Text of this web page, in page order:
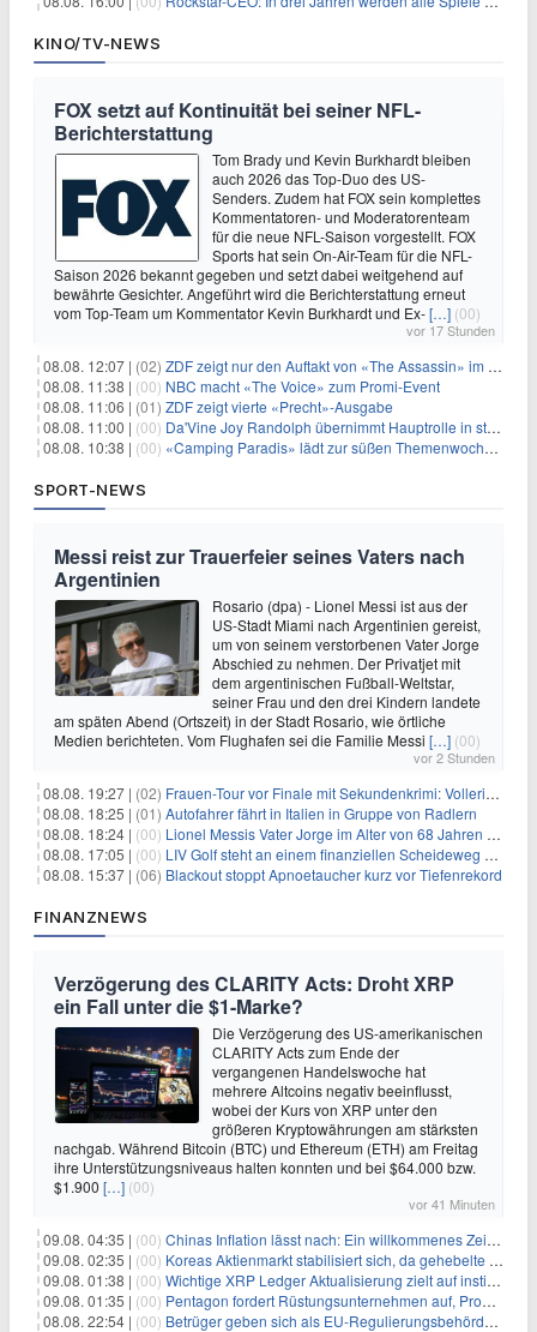
KINO/TV-NEWS
FOX setzt auf Kontinuität bei seiner NFL-
Berichterstattung
Tom Brady und Kevin Burkhardt bleiben
auch 2026 das Top-Duo des US-
Senders. Zudem hat FOX sein komplettes
Kommentatoren- und Moderatorenteam
für die neue NFL-Saison vorgestellt. FOX
Sports hat sein On-Air-Team für die NFL-
Saison 2026 bekannt gegeben und setzt dabei weitgehend auf
bewährte Gesichter. Angeführt wird die Berichterstattung erneut
vom Top-Team um Kommentator Kevin Burkhardt und Ex-[…] (00)
vor 17 Stunden
08.08. 12:07 | (02) ZDF zeigt nur den Auftakt von «The Assassin» im Fernsehen
08.08. 11:38 | (00) NBC macht «The Voice» zum Promi-Event
08.08. 11:06 | (01) ZDF zeigt vierte «Precht»-Ausgabe
08.08. 11:00 | (00) Da'Vine Joy Randolph übernimmt Hauptrolle in starbesetzter schwarzer Komödie
08.08. 10:38 | (00) «Camping Paradis» lädt zur süßen Themenwoche ein
SPORT-NEWS
Messi reist zur Trauerfeier seines Vaters nach
Argentinien
Rosario (dpa) - Lionel Messi ist aus der
US-Stadt Miami nach Argentinien gereist,
um von seinem verstorbenen Vater Jorge
Abschied zu nehmen. Der Privatjet mit
dem argentinischen Fußball-Weltstar,
seiner Frau und den drei Kindern landete
am späten Abend (Ortszeit) in der Stadt Rosario, wie örtliche
Medien berichteten. Vom Flughafen sei die Familie Messi […] (00)
vor 2 Stunden
08.08. 19:27 | (02) Frauen-Tour vor Finale mit Sekundenkrimi: Vollering in Gelb
08.08. 18:25 | (01) Autofahrer fährt in Italien in Gruppe von Radlern
08.08. 18:24 | (00) Lionel Messis Vater Jorge im Alter von 68 Jahren gestorben
08.08. 17:05 | (00) LIV Golf steht an einem finanziellen Scheideweg auf der Suche nach neuen Investitionen
08.08. 15:37 | (06) Blackout stoppt Apnoetaucher kurz vor Tiefenrekord
FINANZNEWS
Verzögerung des CLARITY Acts: Droht XRP
ein Fall unter die $1-Marke?
Die Verzögerung des US-amerikanischen
CLARITY Acts zum Ende der
vergangenen Handelswoche hat
mehrere Altcoins negativ beeinflusst,
wobei der Kurs von XRP unter den
größeren Kryptowährungen am stärksten
nachgab. Während Bitcoin (BTC) und Ethereum (ETH) am Freitag
ihre Unterstützungsniveaus halten konnten und bei $64.000 bzw.
$1.900 […] (00)
vor 41 Minuten
09.08. 04:35 | (00) Chinas Inflation lässt nach: Ein willkommenes Zeichen für Investoren angesichts der Folgen des Öl-Schocks
09.08. 02:35 | (00) Koreas Aktienmarkt stabilisiert sich, da gehebelte Positionen abgebaut werden
09.08. 01:38 | (00) Wichtige XRP Ledger Aktualisierung zielt auf institutionelle Akzeptanz ab
09.08. 01:35 | (00) Pentagon fordert Rüstungsunternehmen auf, Produktion angesichts eskalierender globaler Spannungen zu steigern
08.08. 22:54 | (00) Betrüger geben sich als EU-Regulierungsbehörden aus, um Krypto-Nutzer nach MiCA-Deadline ins Visier zu nehmen